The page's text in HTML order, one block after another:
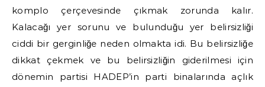
komplo çerçevesinde çıkmak zorunda kalır.
Kalacağı yer sorunu ve bulunduğu yer belirsizliği
ciddi bir gerginliğe neden olmakta idi. Bu belirsizliğe
dikkat çekmek ve bu belirsizliğin giderilmesi için
dönemin partisi HADEP’in parti binalarında açlık